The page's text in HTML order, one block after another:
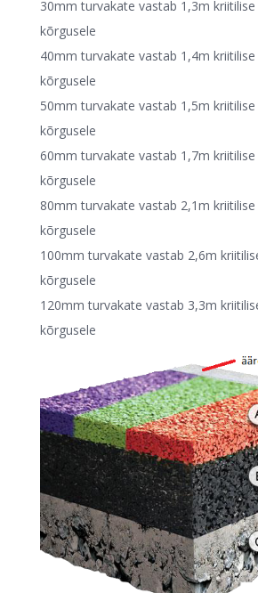
30mm turvakate vastab 1,3m kriitilise
kõrgusele
40mm turvakate vastab 1,4m kriitilise
kõrgusele
50mm turvakate vastab 1,5m kriitilise
kõrgusele
60mm turvakate vastab 1,7m kriitilise
kõrgusele
80mm turvakate vastab 2,1m kriitilise
kõrgusele
100mm turvakate vastab 2,6m
kõrgusele
120mm turvakate vastab 3,3m
kõrgusele